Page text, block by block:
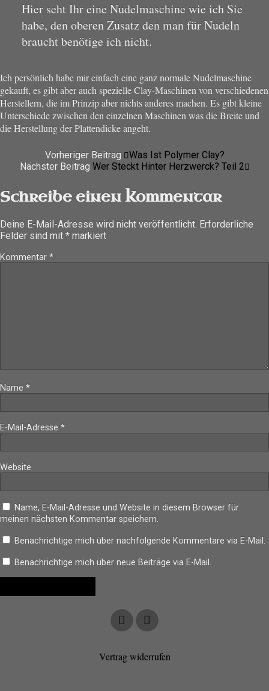
Hier seht Ihr eine Nudelmaschine wie ich Sie
habe, den oberen Zusatz den man für Nudeln
braucht benötige ich nicht.
Ich persönlich habe mir einfach eine ganz normale Nudelmaschine
gekauft, es gibt aber auch spezielle Clay-Maschinen von verschiedenen
Herstellern, die im Prinzip aber nichts anderes machen. Es gibt kleine
Unterschiede zwischen den einzelnen Maschinen was die Breite und
die Herstellung der Plattendicke angeht.
Vorheriger Beitrag
Was Ist Polymer Clay?
Nächster Beitrag Wer Steckt Hinter Herzwerck? Teil 2
Schreibe einen Kommentar
Deine E-Mail-Adresse wird nicht veröffentlicht. Erforderliche
Felder sind mit * markiert
Kommentar *
Name *
E-Mail-Adresse *
Website
Name, E-Mail-Adresse und Website in diesem Browser für
meinen nächsten Kommentar speichern.
Benachrichtige mich über nachfolgende Kommentare via E-Mail.
Benachrichtige mich über neue Beiträge via E-Mail.
Vertrag widerrufen